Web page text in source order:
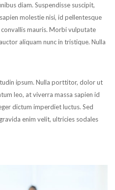
diam. Suspendisse suscipit,
molestie nisi, id pellentesque
mauris. Morbi vulputate
aliquam nunc in tristique. Nulla
ipsum. Nulla porttitor, dolor ut
leo, at viverra massa sapien id
dictum imperdiet luctus. Sed
enim velit, ultricies sodales